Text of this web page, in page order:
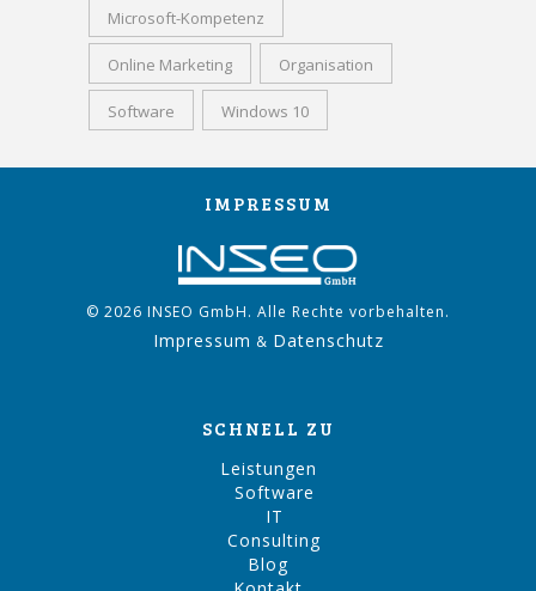
Microsoft-Kompetenz
Online Marketing Organisation
Software Windows 10
IMPRESSUM
© 2026 INSEO GmbH. Alle Rechte vorbehalten.
Impressum & Datenschutz
SCHNELL ZU
Leistungen
Software
IT
Consulting
Blog